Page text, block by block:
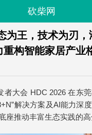
砍柴网
为王，技术为刃
构智能家居产业
者大会 HDC 2026 在东
解决方案及AI能力深
座推动丰富生态实践的高